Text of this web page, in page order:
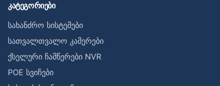
კატეგორიები
სახანძრო სისტემები
სათვალთვალო კამერები
ქსელური ჩამწერები NVR
POE სვიჩები